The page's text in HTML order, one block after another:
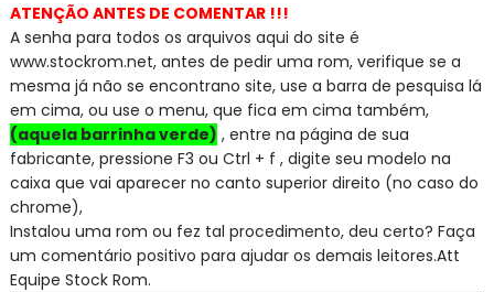
ATENÇÃO ANTES DE COMENTAR !!!
A senha para todos os arquivos aqui do site é
www.stockrom.net, antes de pedir uma rom, verifique se a
mesma já não se encontrano site, use a barra de pesquisa lá
em cima, ou use o menu, que fica em cima também,
(aquela barrinha verde) , entre na página de sua
fabricante, pressione F3 ou Ctrl + f , digite seu modelo na
caixa que vai aparecer no canto superior direito (no caso do
chrome),
Instalou uma rom ou fez tal procedimento, deu certo? Faça
um comentário positivo para ajudar os demais leitores.Att
Equipe Stock Rom.